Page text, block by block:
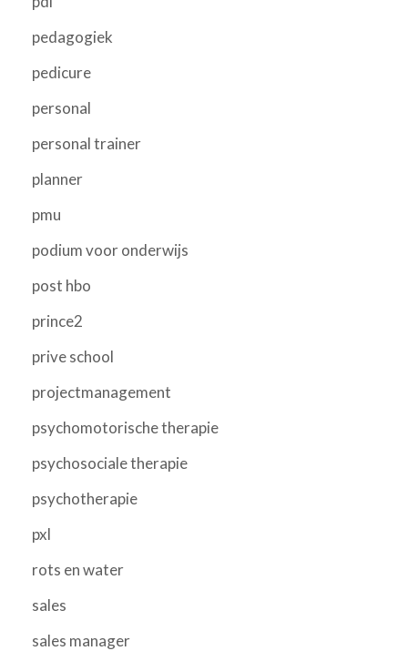
pedagogiek
pedicure
personal
personal trainer
planner
pmu
podium voor onderwijs
post hbo
prince2
prive school
projectmanagement
psychomotorische therapie
psychosociale therapie
psychotherapie
pxl
rots en water
sales
sales manager